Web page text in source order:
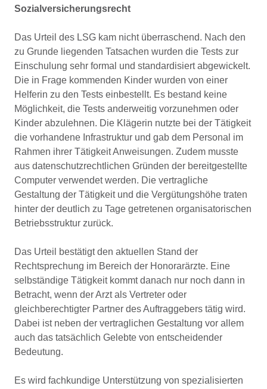
Sozialversicherungsrecht
Das Urteil des LSG kam nicht überraschend. Nach den
zu Grunde liegenden Tatsachen wurden die Tests zur
Einschulung sehr formal und standardisiert abgewickelt.
Die in Frage kommenden Kinder wurden von einer
Helferin zu den Tests einbestellt. Es bestand keine
Möglichkeit, die Tests anderweitig vorzunehmen oder
Kinder abzulehnen. Die Klägerin nutzte bei der Tätigkeit
die vorhandene Infrastruktur und gab dem Personal im
Rahmen ihrer Tätigkeit Anweisungen. Zudem musste
aus datenschutzrechtlichen Gründen der bereitgestellte
Computer verwendet werden. Die vertragliche
Gestaltung der Tätigkeit und die Vergütungshöhe traten
hinter der deutlich zu Tage getretenen organisatorischen
Betriebsstruktur zurück.
Das Urteil bestätigt den aktuellen Stand der
Rechtsprechung im Bereich der Honorarärzte. Eine
selbständige Tätigkeit kommt danach nur noch dann in
Betracht, wenn der Arzt als Vertreter oder
gleichberechtigter Partner des Auftraggebers tätig wird.
Dabei ist neben der vertraglichen Gestaltung vor allem
auch das tatsächlich Gelebte von entscheidender
Bedeutung.
Es wird fachkundige Unterstützung von spezialisierten